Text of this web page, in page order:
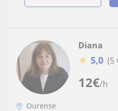
12€/h
Diana
★ 5,0 (5
Ourense